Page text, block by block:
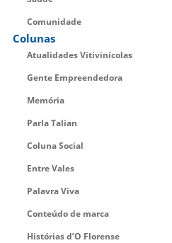
Comunidade
Colunas
Atualidades Vitivinícolas
Gente Empreendedora
Memória
Parla Talian
Coluna Social
Entre Vales
Palavra Viva
Conteúdo de marca
Histórias d’O Florense